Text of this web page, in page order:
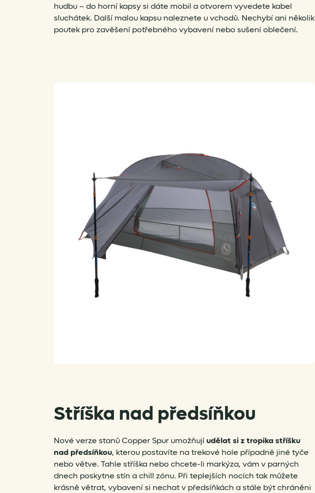
hudbu – do horní kapsy si dáte mobil a otvorem vyvedete kabel
sluchátek. Další malou kapsu naleznete u vchodů. Nechybí ani několik
poutek pro zavěšení potřebného vybavení nebo sušení oblečení.
Stříška nad předsíňkou
Nové verze stanů Copper Spur umožňujíudělat si z tropika stříšku
nad předsíňkou, kterou postavíte na trekové hole případně jiné tyče
nebo větve. Tahle stříška nebo chcete-li markýza, vám v parných
dnech poskytne stín a chill zónu. Při teplejších nocích tak můžete
krásně větrat, vybavení si nechat v předsíňkách a stále být chráněni